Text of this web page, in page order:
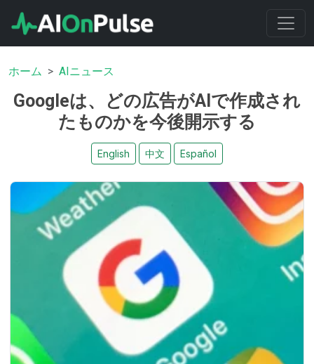
ホーム AIニュース
Googleは、どの広告がAIで作成され
たものかを今後開示する
English 中文 Español